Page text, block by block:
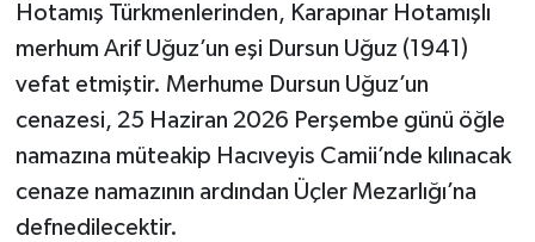
Hotamış Türkmenlerinden, Karapınar Hotamışlı
merhum Arif Uğuz’un eşi Dursun Uğuz (1941)
vefat etmiştir. Merhume Dursun Uğuz’un
cenazesi, 25 Haziran 2026 Perşembe günü öğle
namazına müteakip Hacıveyis Camii’nde kılınacak
cenaze namazının ardından Üçler Mezarlığı’na
defnedilecektir.